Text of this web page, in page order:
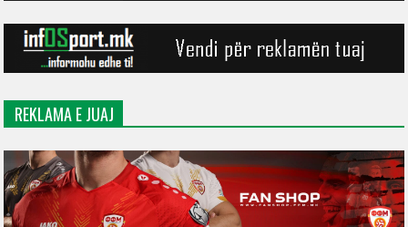
REKLAMA E JUAJ